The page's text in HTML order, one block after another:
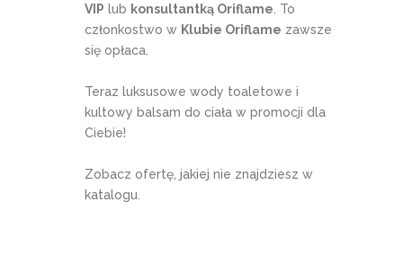
VIP lub konsultantką Oriflame . To
członkostwo w Klubie Oriflame zawsze
się opłaca.
Teraz luksusowe wody toaletowe i
kultowy balsam do ciała w promocji dla
Ciebie!
Zobacz ofertę, jakiej nie znajdziesz w
katalogu.